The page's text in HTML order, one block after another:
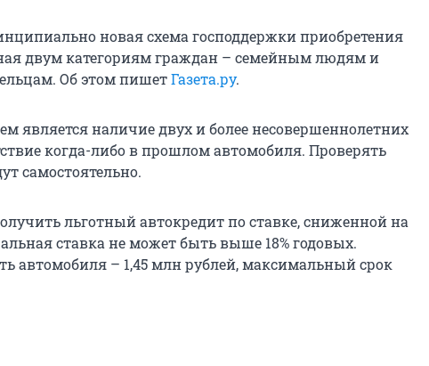
новая схема господдержки приобретения
двум категориям граждан – семейным людям и
Об этом пишетГазета.ру.
является наличие двух и более несовершеннолетних
когда-либо в прошлом автомобиля. Проверять
самостоятельно.
льготный автокредит по ставке, сниженной на
ставка не может быть выше 18% годовых.
автомобиля – 1,45 млн рублей, максимальный срок